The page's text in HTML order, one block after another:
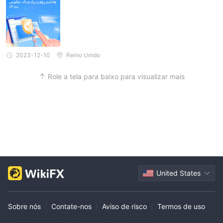
amplifica as perdas potenciais. Se o mercado se mover contra a
posição do trader, eles podem perder mais do que seu
investimento inicial de $1.000.
É importante enfatizar que, embora a alta alavancagem possa
ela também carrega um risco maior. Os traders devem ter
Spreads e Comissões
A ausência de informações específicas sobre spreads e
detalhes são essenciais para pessoas que desejam tomar
2023-12-10 Reino Unido
Role a tela para baixo para visualizar mais
United States
Sobre nós Contate-nos Aviso de risco Termos de uso